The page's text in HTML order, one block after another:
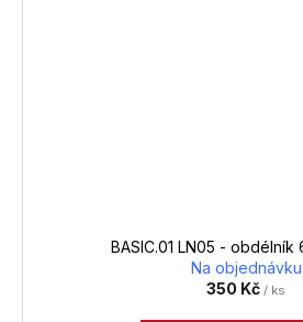
BASIC.01 LN05 - obdélník
Na objednávku
350 Kč / ks